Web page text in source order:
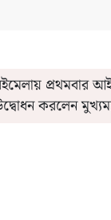
প্রথমবার
করলেন